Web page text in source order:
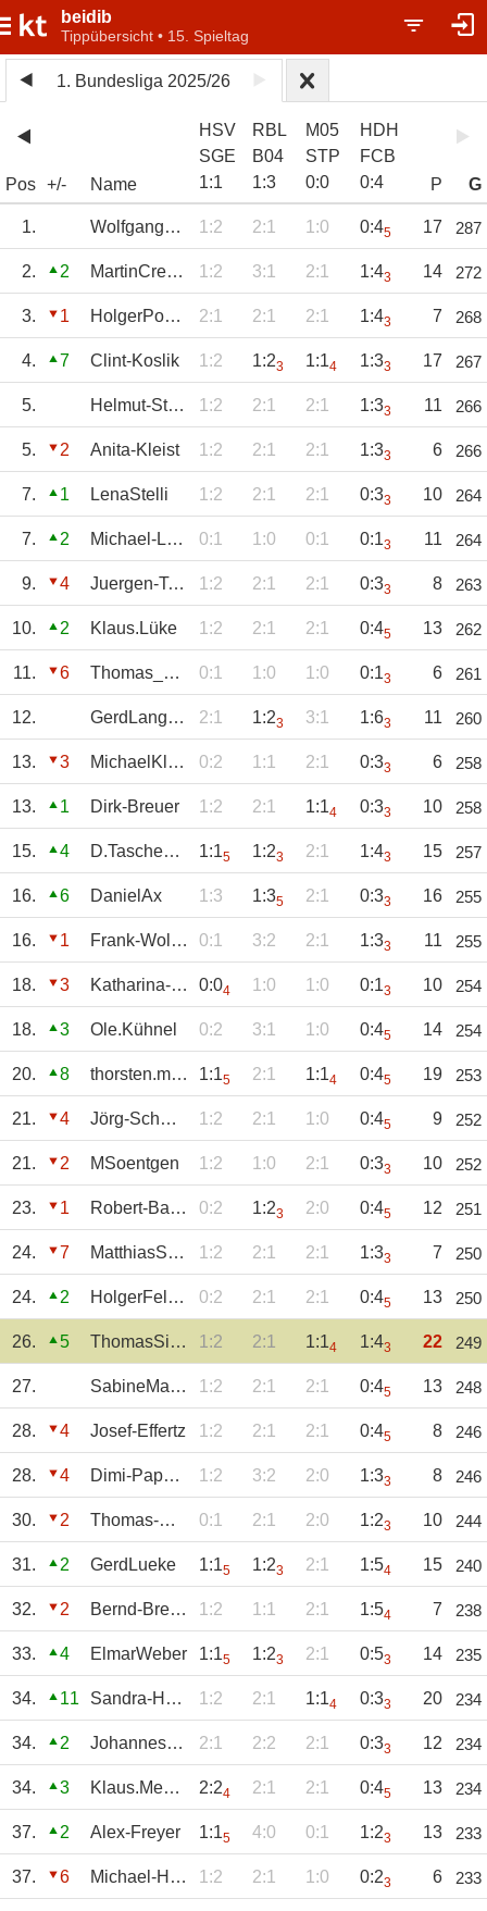
beidib
Tippübersicht • 15. Spieltag
1. Bundesliga 2025/26
Pos +/- Name
HSV
SGE
1:1
RBL
B04
1:3
M05
STP
0:0
HDH
FCB
0:4 P G
1. WolfgangWeiher 1:2 2:1 1:0 0:45 17 287
2. 2 MartinCremer 1:2 3:1 2:1 1:43 14 272
3. 1 HolgerPoetter 2:1 2:1 2:1 1:43 7 268
4. 7 Clint-Koslik 1:2 1:23 1:14 1:33 17 267
5. Helmut-Staeven 1:2 2:1 2:1 1:33 11 266
5. 2 Anita-Kleist 1:2 2:1 2:1 1:33 6 266
7. 1 LenaStelli 1:2 2:1 2:1 0:33 10 264
7. 2 Michael-Lorse 0:1 1:0 0:1 0:13 11 264
9. 4 Juergen-Tondorf 1:2 2:1 2:1 0:33 8 263
10. 2 Klaus.Lüke 1:2 2:1 2:1 0:45 13 262
11. 6 Thomas_Fiebig 0:1 1:0 1:0 0:13 6 261
12. GerdLangendonk 2:1 1:23 3:1 1:63 11 260
13. 3 MichaelKleist 0:2 1:1 2:1 0:33 6 258
13. 1 Dirk-Breuer 1:2 2:1 1:14 0:33 10 258
15. 4 D.Taschenmacher 1:15 1:23 2:1 1:43 15 257
16. 6 DanielAx 1:3 1:35 2:1 0:33 16 255
16. 1 Frank-Wollner 0:1 3:2 2:1 1:33 11 255
18. 3 Katharina-Andre 0:04 1:0 1:0 0:13 10 254
18. 3 Ole.Kühnel 0:2 3:1 1:0 0:45 14 254
20. 8 thorsten.müller 1:15 2:1 1:14 0:45 19 253
21. 4 Jörg-Schmitz 1:2 2:1 1:0 0:45 9 252
21. 2 MSoentgen 1:2 1:0 2:1 0:33 10 252
23. 1 Robert-Baum 0:2 1:23 2:0 0:45 12 251
24. 7 MatthiasStelli 1:2 2:1 2:1 1:33 7 250
24. 2 HolgerFelsing 0:2 2:1 2:1 0:45 13 250
26. 5 ThomasSinthern 1:2 2:1 1:14 1:43 22 249
27. SabineManheller 1:2 2:1 2:1 0:45 13 248
28. 4 Josef-Effertz 1:2 2:1 2:1 0:45 8 246
28. 4 Dimi-Pappas 1:2 3:2 2:0 1:33 8 246
30. 2 Thomas-Horchler 0:1 2:1 2:0 1:23 10 244
31. 2 GerdLueke 1:15 1:23 2:1 1:54 15 240
32. 2 Bernd-Breuer 1:2 1:1 2:1 1:54 7 238
33. 4 ElmarWeber 1:15 1:23 2:1 0:53 14 235
34. 11 Sandra-Hemges 1:2 2:1 1:14 0:33 20 234
34. 2 JohannesSuchy 2:1 2:2 2:1 0:33 12 234
34. 3 Klaus.Meesters 2:24 2:1 2:1 0:45 13 234
37. 2 Alex-Freyer 1:15 4:0 0:1 1:23 13 233
37. 6 Michael-Hermann 1:2 2:1 1:0 0:23 6 233